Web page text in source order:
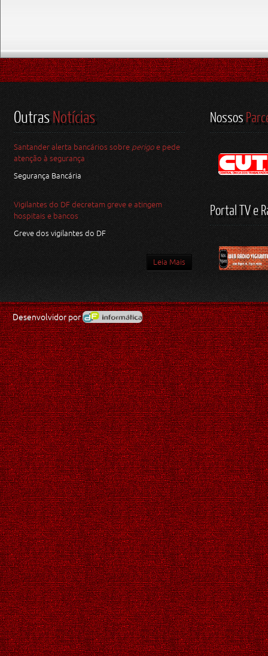
OutrasNotícias
Santander alerta bancários sobreperigo e pede
atenção à segurança
Segurança Bancária
Vigilantes do DF decretam greve e atingem
hospitais e bancos
Greve dos vigilantes do DF
Leia Mais
Nossos
Portal TV e
Desenvolvidor por